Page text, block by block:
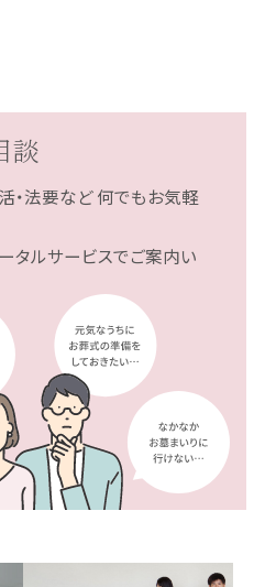
談
・法要など何でもお気軽
タルサービスでご案内い